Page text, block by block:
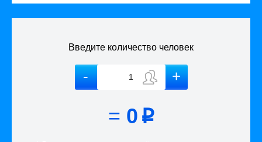
Введите количество человек
= 0 p